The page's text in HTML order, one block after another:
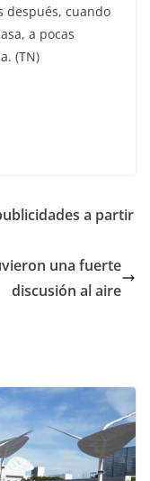
después, cuando
a pocas
(TN)
a partir
una fuerte
discusión al aire